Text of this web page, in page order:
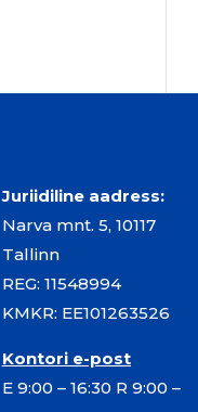
Juriidiline aadress:
Narva mnt. 5, 10117
Tallinn
REG: 11548994
KMKR: EE101263526
Kontori e-post
E 9:00 – 16:30 R 9:00 –